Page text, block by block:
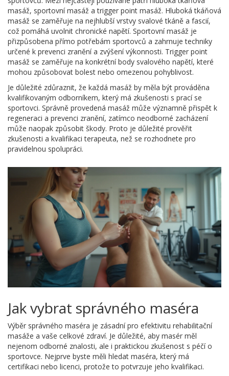
masáž, sportovní masáž a trigger point masáž. Hluboká tkáňová
masáž se zaměřuje na nejhlubší vrstvy svalové tkáně a fascií,
což pomáhá uvolnit chronické napětí. Sportovní masáž je
přizpůsobena přímo potřebám sportovců a zahrnuje techniky
určené k prevenci zranění a zvýšení výkonnosti. Trigger point
masáž se zaměřuje na konkrétní body svalového napětí, které
mohou způsobovat bolest nebo omezenou pohyblivost.
Je důležité zdůraznit, že každá masáž by měla být prováděna
kvalifikovaným odborníkem, který má zkušenosti s prací se
sportovci. Správně provedená masáž může významně přispět k
regeneraci a prevenci zranění, zatímco neodborné zacházení
může naopak způsobit škody. Proto je důležité prověřit
zkušenosti a kvalifikaci terapeuta, než se rozhodnete pro
pravidelnou spolupráci.
Jak vybrat správného maséra
Výběr správného maséra je zásadní pro efektivitu rehabilitační
masáže a vaše celkové zdraví. Je důležité, aby masér měl
nejenom odborné znalosti, ale i praktickou zkušenost s péčí o
sportovce. Nejprve byste měli hledat maséra, který má
certifikaci nebo licenci, protože to potvrzuje jeho kvalifikaci.